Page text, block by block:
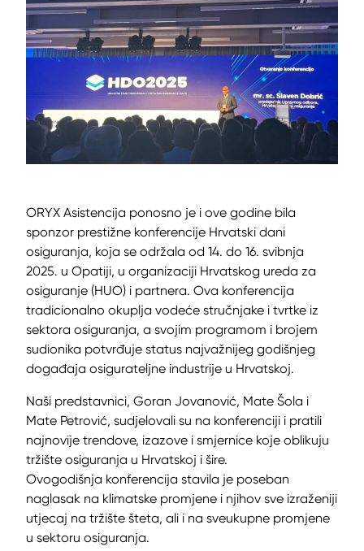
ORYX Asistencija ponosno je i ove godine bila
sponzor prestižne konferencije Hrvatski dani
osiguranja, koja se održala od 14. do 16. svibnja
2025. u Opatiji, u organizaciji Hrvatskog ureda za
osiguranje (HUO) i partnera. Ova konferencija
tradicionalno okuplja vodeće stručnjake i tvrtke iz
sektora osiguranja, a svojim programom i brojem
sudionika potvrđuje status najvažnijeg godišnjeg
događaja osigurateljne industrije u Hrvatskoj.
Naši predstavnici, Goran Jovanović, Mate Šola i
Mate Petrović, sudjelovali su na konferenciji i pratili
najnovije trendove, izazove i smjernice koje oblikuju
tržište osiguranja u Hrvatskoj i šire.
Ovogodišnja konferencija stavila je poseban
naglasak na klimatske promjene i njihov sve izraženiji
utjecaj na tržište šteta, ali i na sveukupne promjene
u sektoru osiguranja.